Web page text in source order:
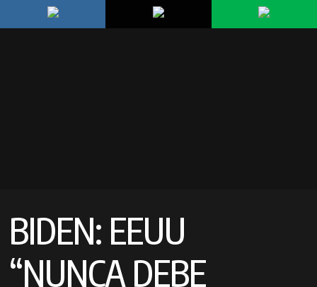
BIDEN: EEUU
“NUNCA DEBE